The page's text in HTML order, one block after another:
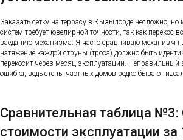
Заказать сетку на террасу в Кызылорде несложно,
систем требует ювелирной точности, так как перекос
заеданию механизма. Я часто сравниваю механизм
натяжение каждой струны (троса) должно быть
перекосит через месяц эксплуатации.
ошибка, ведь стены частных домов редко бывают
Сравнительная таблица №3:
стоимости эксплуатации за